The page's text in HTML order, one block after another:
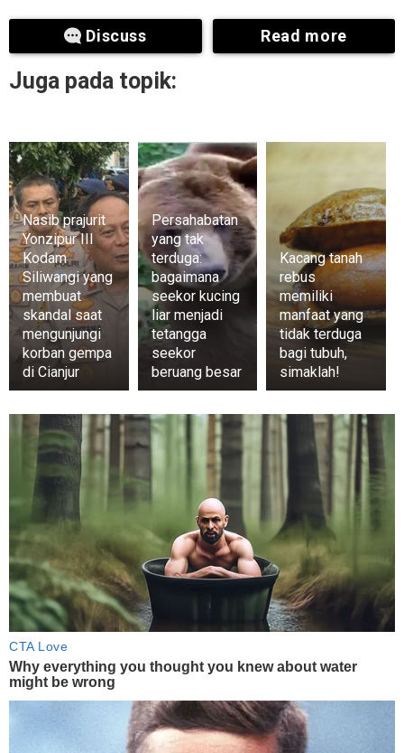
Discuss Read more
Juga pada topik:
Nasib prajurit
Yonzipur III
Kodam
Siliwangi yang
membuat
skandal saat
mengunjungi
korban gempa
di Cianjur
Persahabatan
yang tak
terduga:
bagaimana
seekor kucing
liar menjadi
tetangga
seekor
beruang besar
Kacang tanah
rebus
memiliki
manfaat yang
tidak terduga
bagi tubuh,
simaklah!